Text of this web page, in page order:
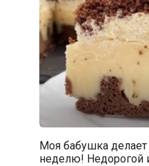
Моя бабушка делает
неделю! Недорогой